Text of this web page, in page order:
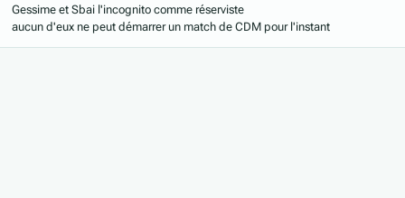
Gessime et Sbai l'incognito comme réserviste
aucun d'eux ne peut démarrer un match de CDM pour l'instant